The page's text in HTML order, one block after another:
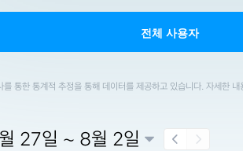
전체 사용자
를 통한 통계적 추정을 통해 데이터를 제공하고 있습니다. 자세한
27일 ~ 8월 2일